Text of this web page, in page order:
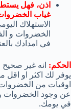
اذن، فهل
غياب
الاستهلاك
الخضروات و
في امدادك
الحكم: انه غير
يوفر لك اكثر او اقل
اوقيات من الخضروات
عن وجود الخضروات
في يومك.